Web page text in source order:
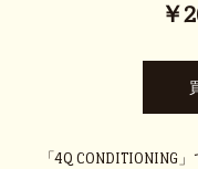
￥
「4Q CONDITIONING